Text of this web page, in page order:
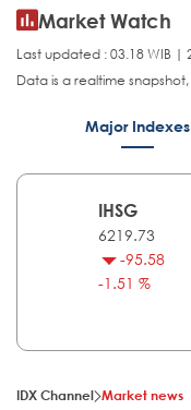
Market Watch
Last updated : 03.18 WIB |
Data is a realtime
Major Indexes
IHSG
6219.73
-95.58
-1.51 %
IDX Channel Market news